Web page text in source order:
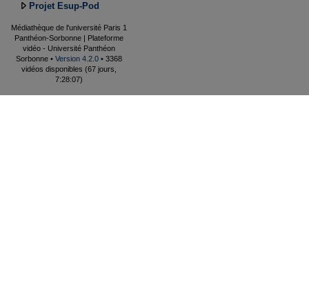
Projet Esup-Pod
Médiathèque de l'université Paris 1
Panthéon-Sorbonne | Plateforme
vidéo - Université Panthéon
Sorbonne • Version 4.2.0 • 3368
vidéos disponibles (67 jours,
7:28:07)